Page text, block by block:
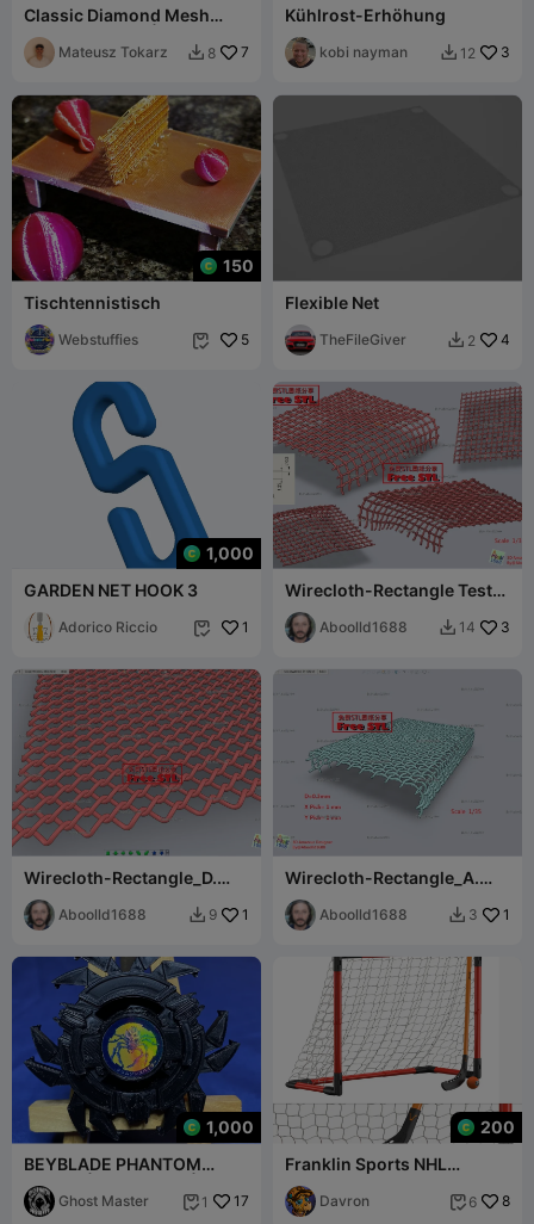
Classic Diamond Mesh
Tealight Holder | Decor
Mateusz Tokarz  8 7
Kühlrost-Erhöhung
kobi nayman  12 3
150
Tischtennistisch
Webstuffies  5
Flexible Net
TheFileGiver  2 4
1,000
GARDEN NET HOOK 3
Adorico Riccio  1
Wirecloth-Rectangle Test
type.
(d0.3xP1.25xL50xW50)
(STL-35)
Aboolld1688  14 3
Wirecloth-Rectangle_D.
(d0.3xP2.4)(STL-35)
Aboolld1688  9 1
Wirecloth-Rectangle_A.
(d0.3xP1.5)(STL-35)
Aboolld1688  3 1
1,000
BEYBLADE PHANTOM
SPIDER | KOMPLETT |
ANIME SERIE
Ghost Master  1 17
200
Franklin Sports NHL
Eishockey
Davron  6 8